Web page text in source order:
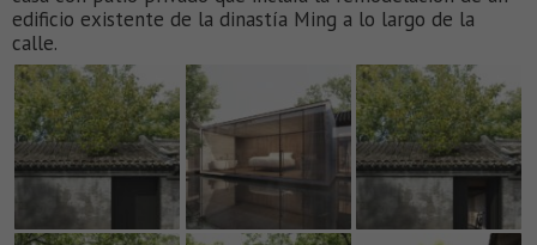
edificio existente de la dinastía Ming a lo largo de la
calle.